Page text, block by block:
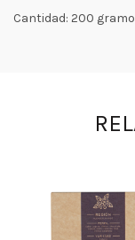
Cantidad: 200